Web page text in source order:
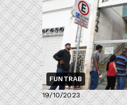
FUNTRAB
19/10/2023